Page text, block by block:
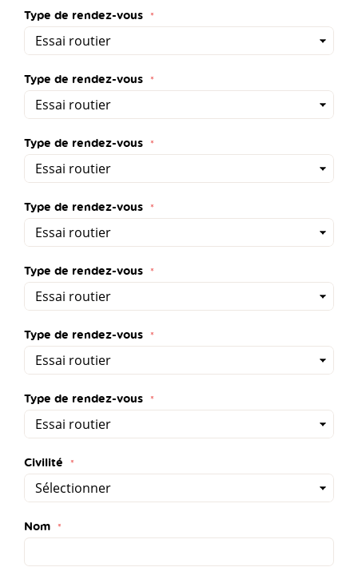
Type de rendez-vous
Type de rendez-vous
Type de rendez-vous
Type de rendez-vous
Type de rendez-vous
Type de rendez-vous
Type de rendez-vous
Civilité
Nom